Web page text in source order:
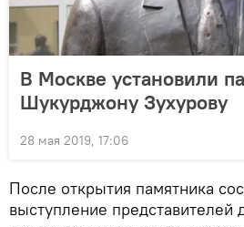
В Москве установили
Шукурджону Зухурову
28 мая 2019, 17:06
После открытия памятника
выступление представителей